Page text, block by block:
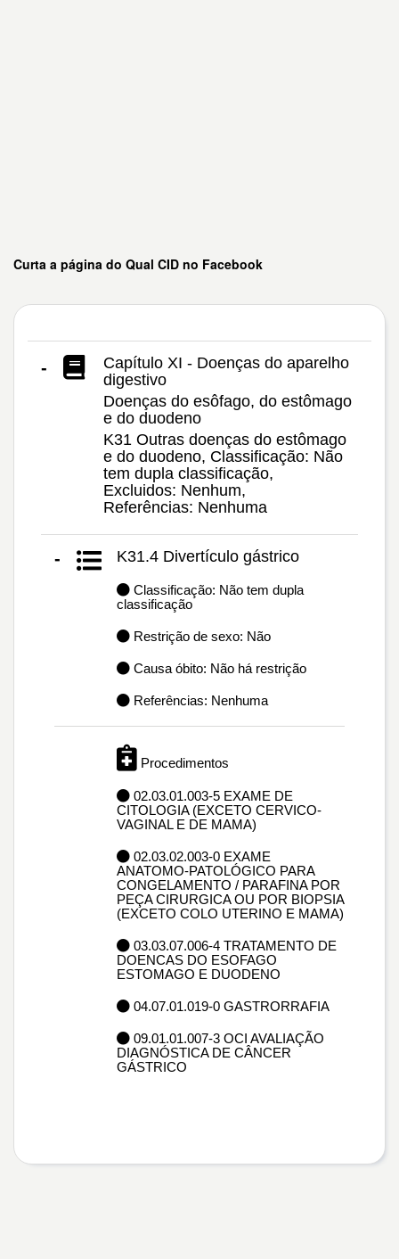
Curta a página do Qual CID no Facebook
-
Capítulo XI - Doenças do aparelho
digestivo
Doenças do esôfago, do estômago
e do duodeno
K31 Outras doenças do estômago
e do duodeno, Classificação: Não
tem dupla classificação,
Excluidos: Nenhum,
Referências: Nenhuma
- K31.4 Divertículo gástrico
Classificação: Não tem dupla
classificação
Restrição de sexo: Não
Causa óbito: Não há restrição
Referências: Nenhuma
Procedimentos
02.03.01.003-5 EXAME DE
CITOLOGIA (EXCETO CERVICO-
VAGINAL E DE MAMA)
02.03.02.003-0 EXAME
ANATOMO-PATOLÓGICO PARA
CONGELAMENTO / PARAFINA POR
PEÇA CIRURGICA OU POR BIOPSIA
(EXCETO COLO UTERINO E MAMA)
03.03.07.006-4 TRATAMENTO DE
DOENCAS DO ESOFAGO
ESTOMAGO E DUODENO
04.07.01.019-0 GASTRORRAFIA
09.01.01.007-3 OCI AVALIAÇÃO
DIAGNÓSTICA DE CÂNCER
GÁSTRICO